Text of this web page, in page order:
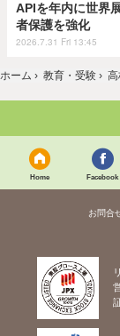
APIを年内に世界
者保護を強化
2026.7.31 Fri 13:45
ホーム › 教育・受験 › 高
Home Facebook
お問合